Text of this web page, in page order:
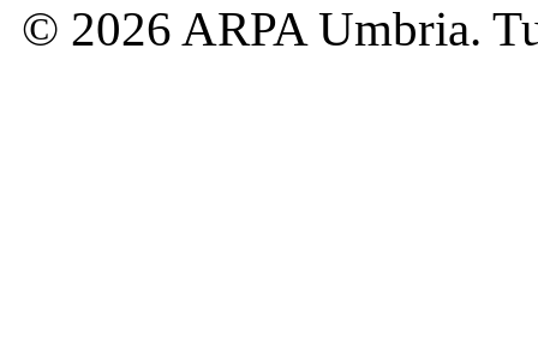
© 2026 ARPA Umbria.